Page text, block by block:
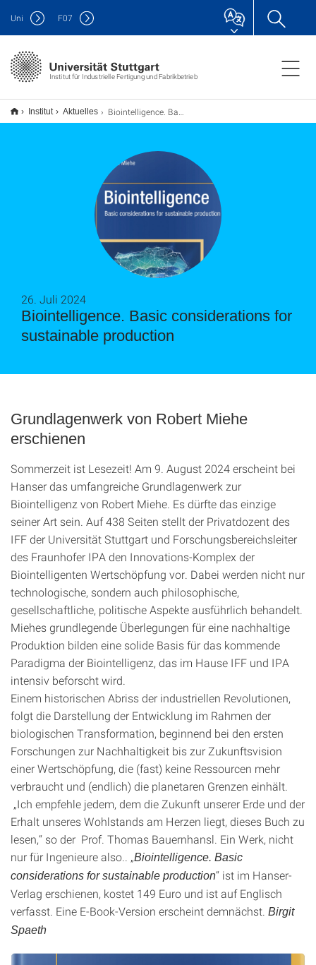
Institut für Industrielle Fertigung und Fabrikbetrieb
Uni F07
Institut Aktuelles Biointelligence. Basic considerations for sustainable production
Biointelligence. Basic considerations for
sustainable production
26. Juli 2024
Grundlagenwerk von Robert Miehe
erschienen
Sommerzeit ist Lesezeit! Am 9. August 2024 erscheint bei
Hanser das umfangreiche Grundlagenwerk zur
Biointelligenz von Robert Miehe. Es dürfte das einzige
seiner Art sein. Auf 438 Seiten stellt der Privatdozent des
IFF der Universität Stuttgart und Forschungsbereichsleiter
des Fraunhofer IPA den Innovations-Komplex der
Biointelligenten Wertschöpfung vor. Dabei werden nicht nur
technologische, sondern auch philosophische,
gesellschaftliche, politische Aspekte ausführlich behandelt.
Miehes grundlegende Überlegungen für eine nachhaltige
Produktion bilden eine solide Basis für das kommende
Paradigma der Biointelligenz, das im Hause IFF und IPA
intensiv beforscht wird.
Einem historischen Abriss der industriellen Revolutionen,
folgt die Darstellung der Entwicklung im Rahmen der
biologischen Transformation, beginnend bei den ersten
Forschungen zur Nachhaltigkeit bis zur Zukunftsvision
einer Wertschöpfung, die (fast) keine Ressourcen mehr
verbraucht und (endlich) die planetaren Grenzen einhält.
„Ich empfehle jedem, dem die Zukunft unserer Erde und der
Erhalt unseres Wohlstands am Herzen liegt, dieses Buch zu
lesen,“ so der Prof. Thomas Bauernhansl. Ein Werk, nicht
nur für Ingenieure also.. „Biointelligence. Basic
considerations for sustainable production“ ist im Hanser-
Verlag erschienen, kostet 149 Euro und ist auf Englisch
verfasst. Eine E-Book-Version erscheint demnächst. Birgit
Spaeth